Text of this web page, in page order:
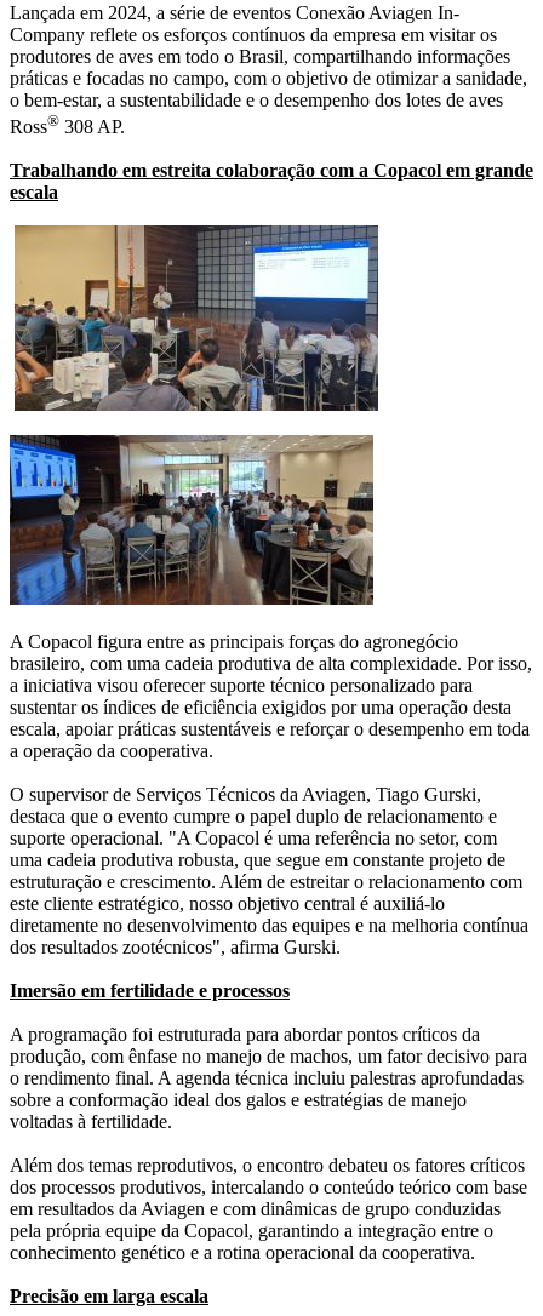
Lançada em 2024, a série de eventos Conexão Aviagen In-
Company reflete os esforços contínuos da empresa em visitar os
produtores de aves em todo o Brasil, compartilhando informações
práticas e focadas no campo, com o objetivo de otimizar a sanidade,
o bem-estar, a sustentabilidade e o desempenho dos lotes de aves
Ross® 308 AP.
Trabalhando em estreita colaboração com a Copacol em grande
escala
A Copacol figura entre as principais forças do agronegócio
brasileiro, com uma cadeia produtiva de alta complexidade. Por isso,
a iniciativa visou oferecer suporte técnico personalizado para
sustentar os índices de eficiência exigidos por uma operação desta
escala, apoiar práticas sustentáveis e reforçar o desempenho em toda
a operação da cooperativa.
O supervisor de Serviços Técnicos da Aviagen, Tiago Gurski,
destaca que o evento cumpre o papel duplo de relacionamento e
suporte operacional. "A Copacol é uma referência no setor, com
uma cadeia produtiva robusta, que segue em constante projeto de
estruturação e crescimento. Além de estreitar o relacionamento com
este cliente estratégico, nosso objetivo central é auxiliá-lo
diretamente no desenvolvimento das equipes e na melhoria contínua
dos resultados zootécnicos", afirma Gurski.
Imersão em fertilidade e processos
A programação foi estruturada para abordar pontos críticos da
produção, com ênfase no manejo de machos, um fator decisivo para
o rendimento final. A agenda técnica incluiu palestras aprofundadas
sobre a conformação ideal dos galos e estratégias de manejo
voltadas à fertilidade.
Além dos temas reprodutivos, o encontro debateu os fatores críticos
dos processos produtivos, intercalando o conteúdo teórico com base
em resultados da Aviagen e com dinâmicas de grupo conduzidas
pela própria equipe da Copacol, garantindo a integração entre o
conhecimento genético e a rotina operacional da cooperativa.
Precisão em larga escala